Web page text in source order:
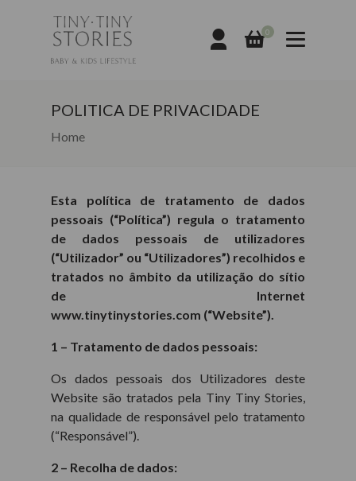
0
POLITICA DE PRIVACIDADE
Home
Esta política de tratamento de dados
pessoais (“Política”) regula o tratamento
de dados pessoais de utilizadores
(“Utilizador” ou “Utilizadores”) recolhidos e
tratados no âmbito da utilização do sítio
de Internet
www.tinytinystories.com (“Website”).
1 – Tratamento de dados pessoais:
Os dados pessoais dos Utilizadores deste
Website são tratados pela Tiny Tiny Stories,
na qualidade de responsável pelo tratamento
(“Responsável”).
2 – Recolha de dados: